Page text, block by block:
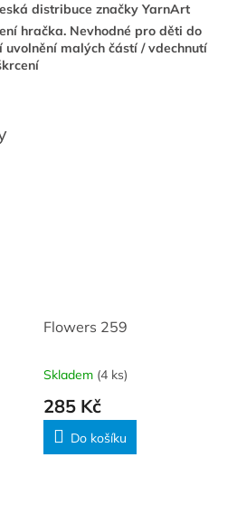
Flowers 259
Skladem (4 ks)
285 Kč
Do košíku
distribuce značky YarnArt
hračka. Nevhodné pro děti do
uvolnění malých částí / vdechnutí